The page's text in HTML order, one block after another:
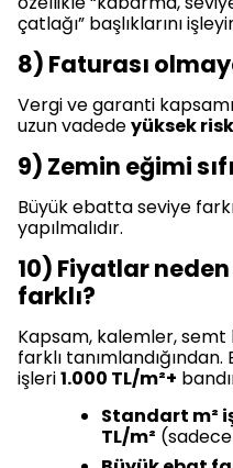
çatlağı” başlıklarını
8) Faturası
Vergi ve garanti kapsamı
uzun vadedeyüksek risk
9) Zemin eğimi
Büyük ebatta seviye
yapılmalıdır.
10) Fiyatlar
farklı?
Kapsam, kalemler,
farklı
işleri1.000 TL/m²+
Standart m²
TL/m²